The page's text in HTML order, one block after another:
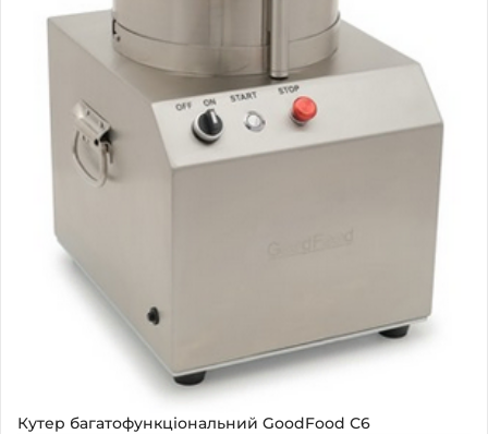
Кутер багатофункціональний GoodFood С6